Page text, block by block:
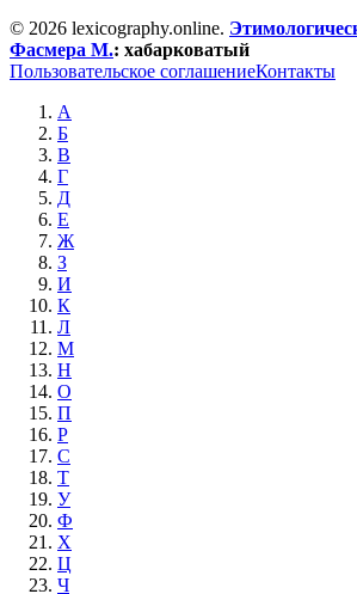
© 2026 lexicography.online.
Фасмера М.: хабарковатый
Пользовательское соглашениеКонтакты
А
Б
В
Г
Д
Е
Ж
З
И
К
Л
М
Н
О
П
Р
С
Т
У
Ф
Х
Ц
Ч